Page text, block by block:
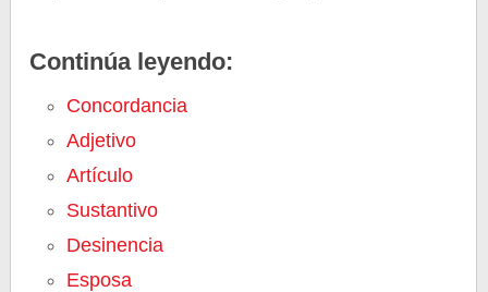
Continúa leyendo:
Concordancia
Adjetivo
Artículo
Sustantivo
Desinencia
Esposa